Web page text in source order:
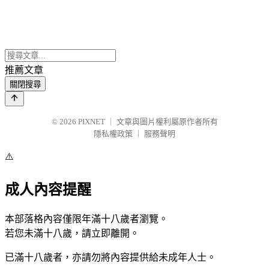
推薦文章
關閉搜尋
© 2026 PIXNET
文章與圖片權利屬原作者所有
隱私權政策
服務聲明
⚠️
成人內容提醒
本部落格內容僅限年滿十八歲者瀏覽。
若您未滿十八歲，請立即離開。
已滿十八歲者，亦請勿將內容提供給未成年人士。